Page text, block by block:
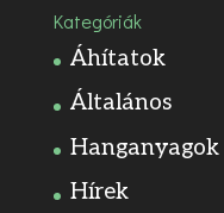
Kategóriák
Áhítatok
Általános
Hanganyagok
Hírek